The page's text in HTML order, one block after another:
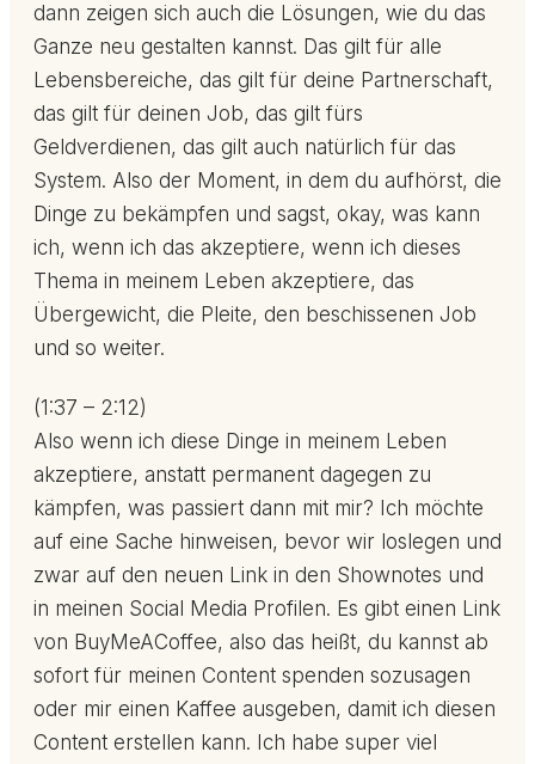
dann zeigen sich auch die Lösungen, wie du das
Ganze neu gestalten kannst. Das gilt für alle
Lebensbereiche, das gilt für deine Partnerschaft,
das gilt für deinen Job, das gilt fürs
Geldverdienen, das gilt auch natürlich für das
System. Also der Moment, in dem du aufhörst, die
Dinge zu bekämpfen und sagst, okay, was kann
ich, wenn ich das akzeptiere, wenn ich dieses
Thema in meinem Leben akzeptiere, das
Übergewicht, die Pleite, den beschissenen Job
und so weiter.
(1:37 – 2:12)
Also wenn ich diese Dinge in meinem Leben
akzeptiere, anstatt permanent dagegen zu
kämpfen, was passiert dann mit mir? Ich möchte
auf eine Sache hinweisen, bevor wir loslegen und
zwar auf den neuen Link in den Shownotes und
in meinen Social Media Profilen. Es gibt einen Link
von BuyMeACoffee, also das heißt, du kannst ab
sofort für meinen Content spenden sozusagen
oder mir einen Kaffee ausgeben, damit ich diesen
Content erstellen kann. Ich habe super viel